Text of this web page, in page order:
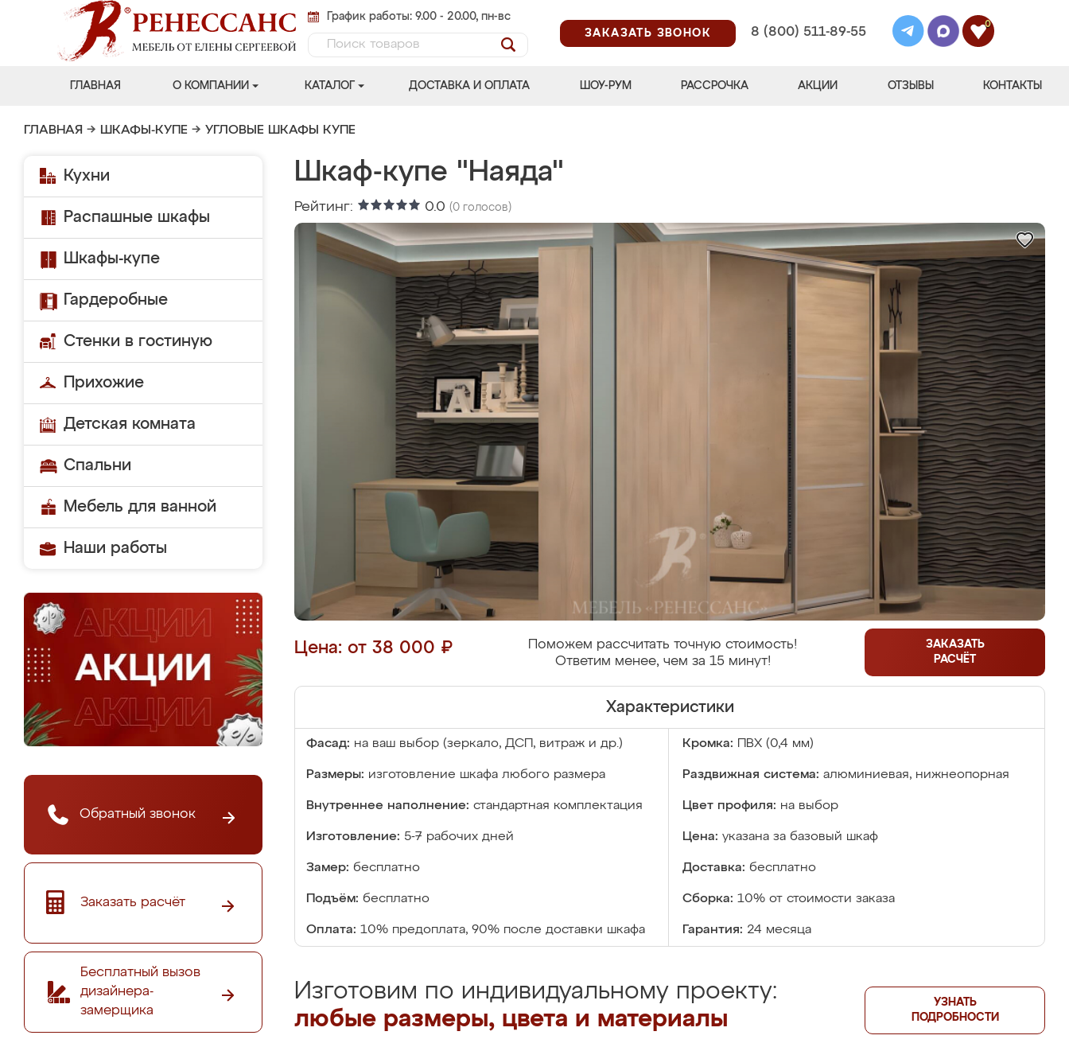
График работы: 9.00 - 20.00, пн-вс
ЗАКАЗАТЬ ЗВОНОК
8 (800) 511-89-55
0
ГЛАВНАЯ О КОМПАНИИ КАТАЛОГ ДОСТАВКА И ОПЛАТА ШОУ-РУМ РАССРОЧКА АКЦИИ ОТЗЫВЫ КОНТАКТЫ
ГЛАВНАЯ → ШКАФЫ-КУПЕ → УГЛОВЫЕ ШКАФЫ КУПЕ
Кухни
Распашные шкафы
Шкафы-купе
Гардеробные
Стенки в гостиную
Прихожие
Детская комната
Спальни
Мебель для ванной
Наши работы
Обратный звонок
Заказать расчёт
Бесплатный вызов
дизайнера-
замерщика
Шкаф-купе "Наяда"
Рейтинг: 0.0 (0 голосов)
Цена: от 38 000 ₽
Поможем рассчитать точную стоимость!
Ответим менее, чем за 15 минут!
ЗАКАЗАТЬ
РАСЧЁТ
Характеристики
Фасад: на ваш выбор (зеркало, ДСП, витраж и др.) Кромка: ПВХ (0,4 мм)
Размеры: изготовление шкафа любого размера Раздвижная система: алюминиевая, нижнеопорная
Внутреннее наполнение: стандартная комплектация Цвет профиля: на выбор
Изготовление: 5-7 рабочих дней Цена: указана за базовый шкаф
Замер: бесплатно Доставка: бесплатно
Подъём: бесплатно Сборка: 10% от стоимости заказа
Оплата: 10% предоплата, 90% после доставки шкафа Гарантия: 24 месяца
Изготовим по индивидуальному проекту:
любые размеры, цвета и материалы
УЗНАТЬ
ПОДРОБНОСТИ